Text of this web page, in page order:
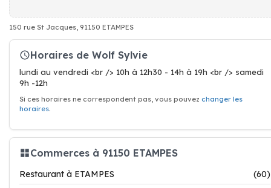
150 rue St Jacques, 91150 ETAMPES
Horaires de Wolf Sylvie
lundi au vendredi <br /> 10h à 12h30 - 14h à 19h <br /> samedi
9h -12h
Si ces horaires ne correspondent pas, vous pouvez changer les
horaires.
Commerces à 91150 ETAMPES
Restaurant à ETAMPES
(60)